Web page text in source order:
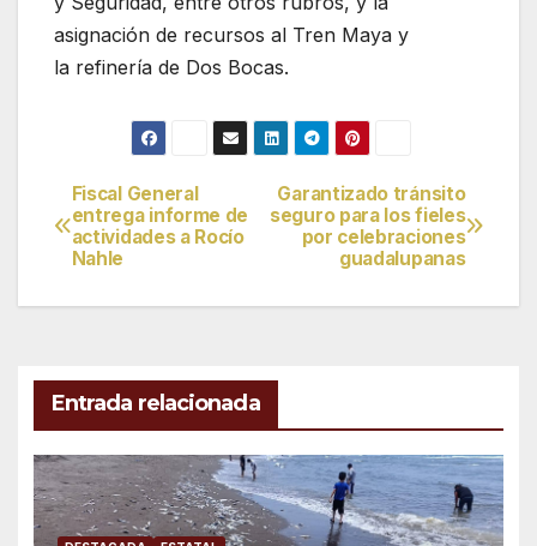
asignación de recursos al Tren Maya y
la refinería de Dos Bocas.
Navegación
de
entradas
Garantizado tránsito
seguro para los fieles
por celebraciones
guadalupanas
Fiscal General
entrega informe de
actividades a Rocío
Nahle
Entrada relacionada